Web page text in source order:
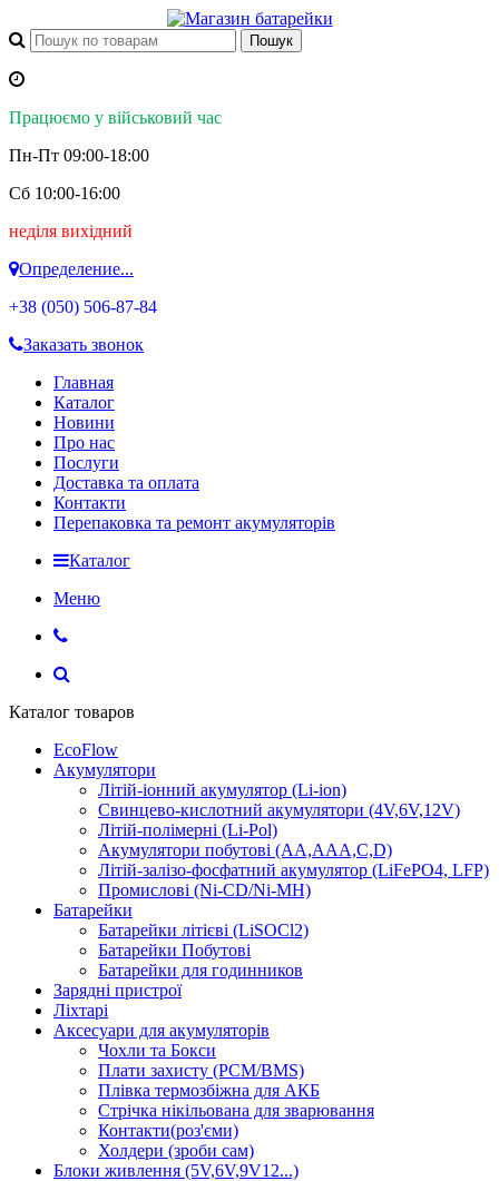
Працюємо у військовий час
Пн-Пт 09:00-18:00
Сб 10:00-16:00
неділя вихідний
Определение...
+38 (050) 506-87-84
Заказать звонок
Главная
Каталог
Новини
Про нас
Послуги
Доставка та оплата
Контакти
Перепаковка та ремонт акумуляторів
Каталог
Меню
Каталог товаров
EcoFlow
Акумулятори
Літій-іонний акумулятор (Li-ion)
Свинцево-кислотний акумулятори (4V,6V,12V)
Літій-полімерні (Li-Pol)
Акумулятори побутові (AA,AAA,C,D)
Літій-залізо-фосфатний акумулятор (LiFePO4, LFP)
Промислові (Ni-CD/Ni-MH)
Батарейки
Батарейки літієві (LiSOCl2)
Батарейки Побутові
Батарейки для годинников
Зарядні пристрої
Ліхтарі
Аксесуари для акумуляторів
Чохли та Бокси
Плати захисту (PCM/BMS)
Плівка термозбіжна для АКБ
Стрічка нікільована для зварювання
Контакти(роз'єми)
Холдери (зроби сам)
Блоки живлення (5V,6V,9V12...)